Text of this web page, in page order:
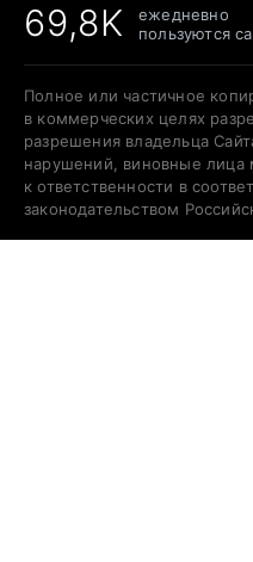
69,8K
ежедневно
пользуются
Полное или частичное
в коммерческих целях
разрешения владельца
нарушений, виновные лица
к ответственности в
законодательством